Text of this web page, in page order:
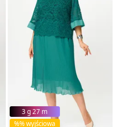
%% wyjściowa
3 g 27 m